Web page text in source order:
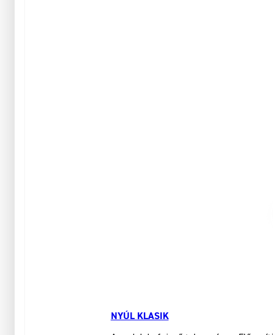
NYÚL KLASIK